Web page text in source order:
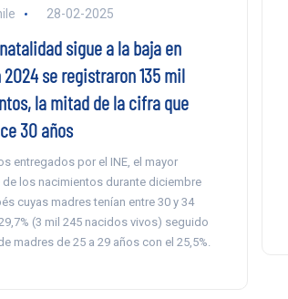
28-02-2025
sigue a la baja en
2024 se registraron 135 mil
la mitad de la cifra que
30 años
entregados por el INE, el mayor
de los nacimientos durante diciembre
cuyas madres tenían entre 30 y 34
(3 mil 245 nacidos vivos) seguido
madres de 25 a 29 años con el 25,5%.